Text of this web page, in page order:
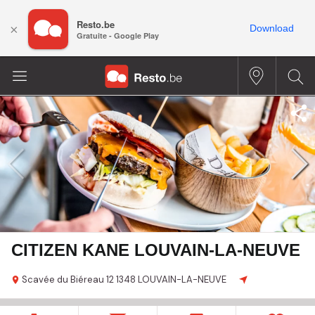
CITIZEN KANE LOUVAIN-LA-NEUVE
Scavée du Biéreau 121348 LOUVAIN-LA-NEUVE
× Resto.be
Gratuite - Google Play
Download